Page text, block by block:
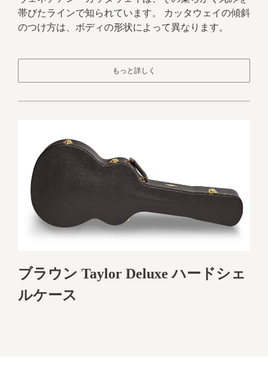
帯びたラインで知られています。 カッタウェイの傾斜
のつけ方は、ボディの形状によって異なります。
もっと詳しく
ブラウン Taylor Deluxe ハードシェ
ルケース